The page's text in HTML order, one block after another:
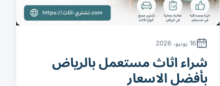
16 يونيو، 2026
شراء اثاث مستعمل بالرياض
بأفضل الاسعار